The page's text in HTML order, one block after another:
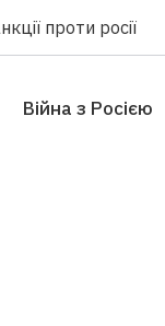
проти росії
Війна з Росією